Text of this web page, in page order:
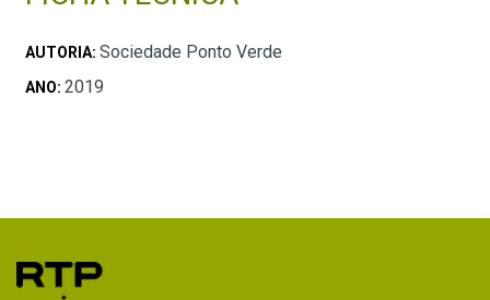
AUTORIA: Sociedade Ponto Verde
ANO: 2019